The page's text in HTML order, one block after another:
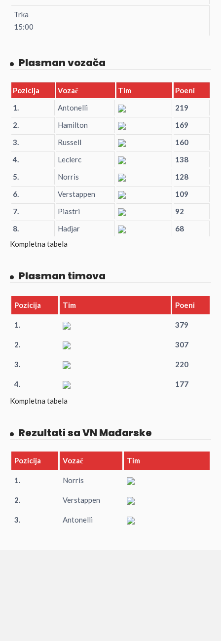
Trka
15:00
Plasman vozača
Pozicija Vozač Tim
Poeni
1.
Antonelli
219
2.
Hamilton
169
3.
Russell
160
4.
Leclerc
138
5.
Norris
128
6.
Verstappen
109
7.
Piastri
92
8.
Hadjar
68
Kompletna tabela
Plasman timova
Pozicija Tim Poeni
1. 379
2. 307
3. 220
4.
177
Kompletna tabela
Rezultati sa VN Mađarske
Pozicija Vozač Tim
1. Norris
2. Verstappen
3. Antonelli